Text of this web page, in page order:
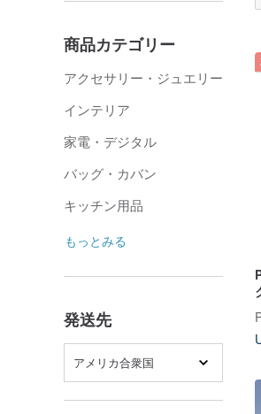
商品カテゴリー
アクセサリー・ジュエリー
インテリア
家電・デジタル
バッグ・カバン
キッチン用品
もっとみる
発送先
アメリカ合衆国